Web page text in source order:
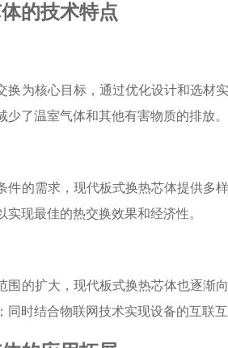
的技术特点
换为核心目标，通过优化设计和选材
了温室气体和其他有害物质的排放。
件的需求，现代板式换热芯体提供多
现最佳的热交换效果和经济性。
围的扩大，现代板式换热芯体也逐渐
时结合物联网技术实现设备的互联互